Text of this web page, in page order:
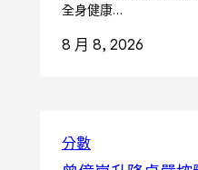
全身健康…
8 月 8, 2026
分數